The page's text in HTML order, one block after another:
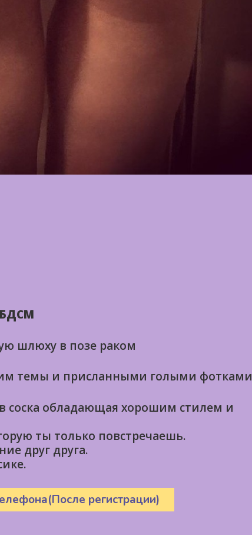
шлюху в позе раком
темы и приcланными голыми фотками
соска обладающая хорошим стилем и
ты только повстречаешь.
друг друга.
регистрации)